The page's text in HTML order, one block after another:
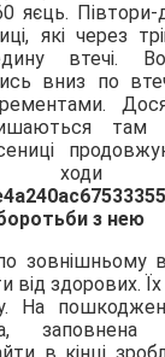
яєць.
які через
втечі.
вниз по
ходи
зовнішньому
від здорових.
На
заповнена